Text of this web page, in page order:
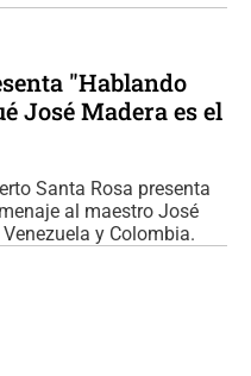
"Hablando
José Madera es el
Santa Rosa presenta
al maestro José
y Colombia.